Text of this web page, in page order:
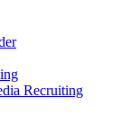
Recruiting